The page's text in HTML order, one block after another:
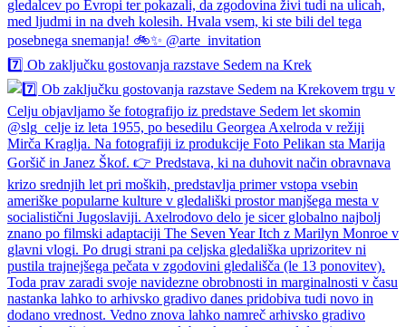
7️⃣ Ob zaključku gostovanja razstave Sedem na Krek